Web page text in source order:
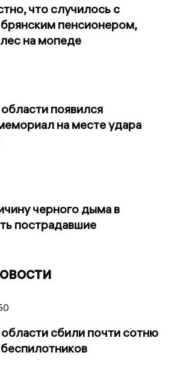
что случилось с
пенсионером,
на мопеде
появился
на месте удара
черного дыма в
пострадавшие
сбили почти сотню